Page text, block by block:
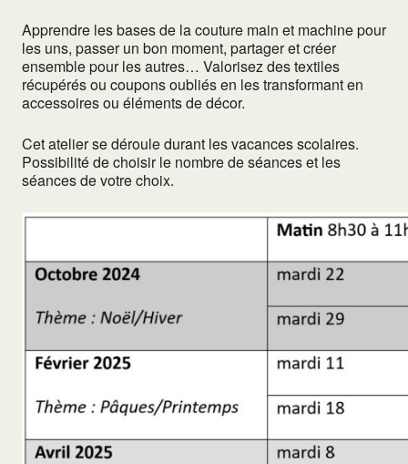
Apprendre les bases de la couture main et machine pour
les uns, passer un bon moment, partager et créer
ensemble pour les autres… Valorisez des textiles
récupérés ou coupons oubliés en les transformant en
accessoires ou éléments de décor.
Cet atelier se déroule durant les vacances scolaires.
Possibilité de choisir le nombre de séances et les
séances de votre choix.